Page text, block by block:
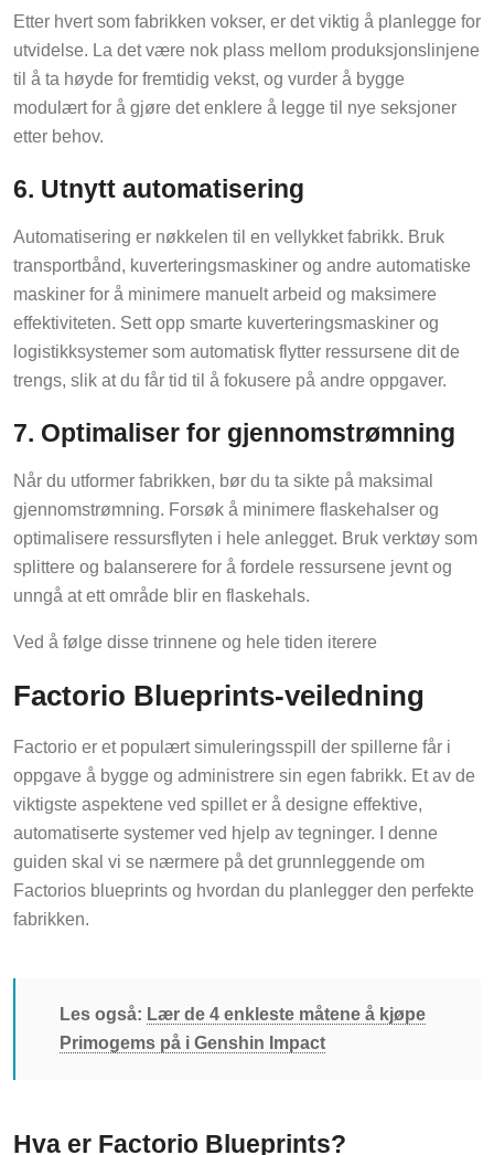
Etter hvert som fabrikken vokser, er det viktig å planlegge for
utvidelse. La det være nok plass mellom produksjonslinjene
til å ta høyde for fremtidig vekst, og vurder å bygge
modulært for å gjøre det enklere å legge til nye seksjoner
etter behov.
6. Utnytt automatisering
Automatisering er nøkkelen til en vellykket fabrikk. Bruk
transportbånd, kuverteringsmaskiner og andre automatiske
maskiner for å minimere manuelt arbeid og maksimere
effektiviteten. Sett opp smarte kuverteringsmaskiner og
logistikksystemer som automatisk flytter ressursene dit de
trengs, slik at du får tid til å fokusere på andre oppgaver.
7. Optimaliser for gjennomstrømning
Når du utformer fabrikken, bør du ta sikte på maksimal
gjennomstrømning. Forsøk å minimere flaskehalser og
optimalisere ressursflyten i hele anlegget. Bruk verktøy som
splittere og balanserere for å fordele ressursene jevnt og
unngå at ett område blir en flaskehals.
Ved å følge disse trinnene og hele tiden iterere
Factorio Blueprints-veiledning
Factorio er et populært simuleringsspill der spillerne får i
oppgave å bygge og administrere sin egen fabrikk. Et av de
viktigste aspektene ved spillet er å designe effektive,
automatiserte systemer ved hjelp av tegninger. I denne
guiden skal vi se nærmere på det grunnleggende om
Factorios blueprints og hvordan du planlegger den perfekte
fabrikken.
Les også: Lær de 4 enkleste måtene å kjøpe
Primogems på i Genshin Impact
Hva er Factorio Blueprints?